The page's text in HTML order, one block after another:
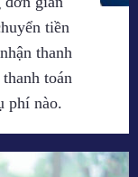
tiền
thanh
toán
phí nào.